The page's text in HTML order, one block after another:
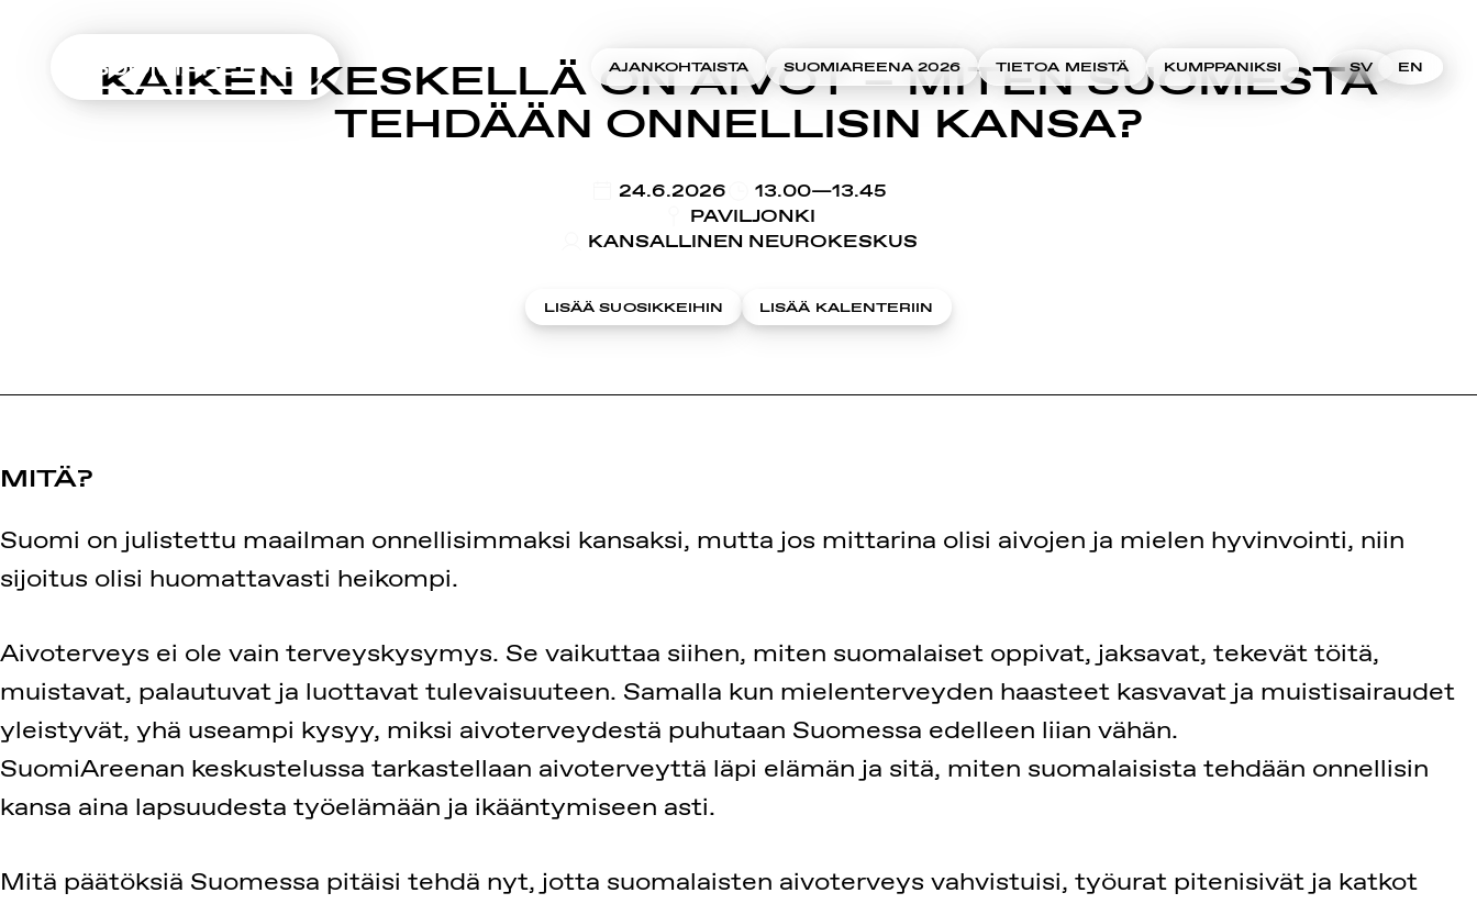
AJANKOHTAISTA
SUOMIAREENA 2026 TIETOA MEISTÄ KUMPPANIKSI SV EN
KAIKEN KESKELLÄ ON AIVOT – MITEN SUOMESTA
TEHDÄÄN ONNELLISIN KANSA?
24.6.2026
KLO
13.00—13.45
PAVILJONKI
KANSALLINEN NEUROKESKUS
LISÄÄ SUOSIKKEIHIN LISÄÄ KALENTERIIN
MITÄ?
Suomi on julistettu maailman onnellisimmaksi kansaksi, mutta jos mittarina olisi aivojen ja mielen hyvinvointi, niin
sijoitus olisi huomattavasti heikompi.
Aivoterveys ei ole vain terveyskysymys. Se vaikuttaa siihen, miten suomalaiset oppivat, jaksavat, tekevät töitä,
muistavat, palautuvat ja luottavat tulevaisuuteen. Samalla kun mielenterveyden haasteet kasvavat ja muistisairaudet
yleistyvät, yhä useampi kysyy, miksi aivoterveydestä puhutaan Suomessa edelleen liian vähän.
SuomiAreenan keskustelussa tarkastellaan aivoterveyttä läpi elämän ja sitä, miten suomalaisista tehdään onnellisin
kansa aina lapsuudesta työelämään ja ikääntymiseen asti.
Mitä päätöksiä Suomessa pitäisi tehdä nyt, jotta suomalaisten aivoterveys vahvistuisi, työurat pitenisivät ja katkot